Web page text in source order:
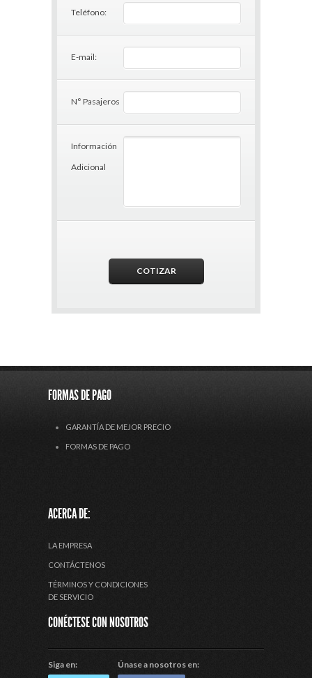
Teléfono:
E-mail:
N° Pasajeros
Información
Adicional
FORMAS DE PAGO
GARANTÍA DE MEJOR PRECIO
FORMAS DE PAGO
ACERCA DE:
LA EMPRESA
CONTÁCTENOS
TÉRMINOS Y CONDICIONES
DE SERVICIO
CONÉCTESE CON NOSOTROS
Siga en: Únase a nosotros en: